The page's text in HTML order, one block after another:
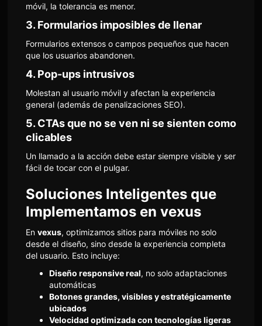
móvil, la tolerancia es menor.
3. Formularios imposibles de llenar
Formularios extensos o campos pequeños que hacen
que los usuarios abandonen.
4. Pop-ups intrusivos
Molestan al usuario móvil y afectan la experiencia
general (además de penalizaciones SEO).
5. CTAs que no se ven ni se sienten como
clicables
Un llamado a la acción debe estar siempre visible y ser
fácil de tocar con el pulgar.
Soluciones Inteligentes que
Implementamos en vexus
En vexus, optimizamos sitios para móviles no solo
desde el diseño, sino desde la experiencia completa
del usuario. Esto incluye:
Diseño responsive real, no solo adaptaciones
automáticas
Botones grandes, visibles y estratégicamente
ubicados
Velocidad optimizada con tecnologías ligeras